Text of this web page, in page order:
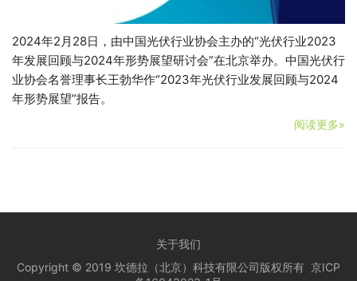
2024年2月28日，由中国光伏行业协会主办的“光伏行业2023
年发展回顾与2024年形势展望研讨会”在北京举办。中国光伏行
业协会名誉理事长王勃华作“2023年光伏行业发展回顾与2024
年形势展望”报告。
阅读更多»
关于我们
Copyright © 2019 坎德拉（北京）科技有限公司版权所有 京ICP